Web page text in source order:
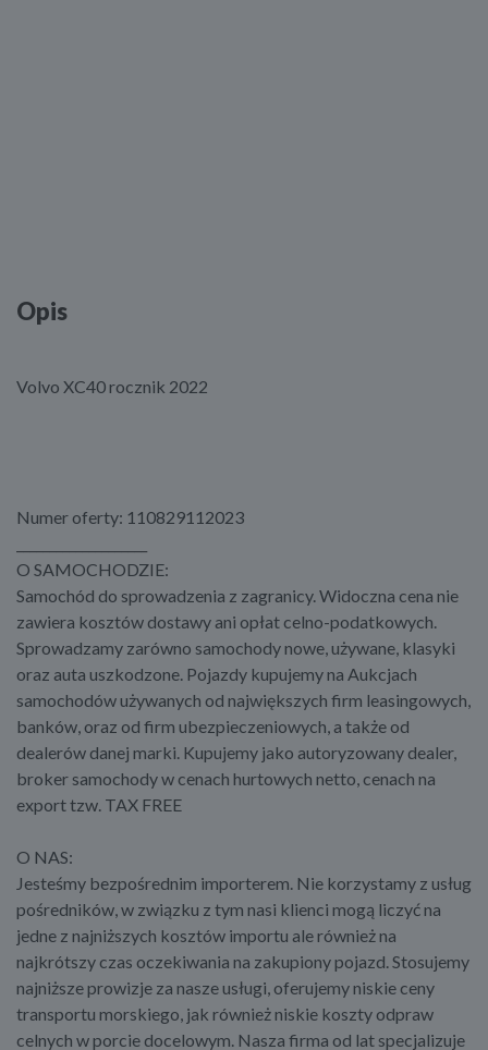
Opis
Volvo XC40 rocznik 2022
Numer oferty: 110829112023
O SAMOCHODZIE:
Samochód do sprowadzenia z zagranicy. Widoczna cena nie
zawiera kosztów dostawy ani opłat celno-podatkowych.
Sprowadzamy zarówno samochody nowe, używane, klasyki
oraz auta uszkodzone. Pojazdy kupujemy na Aukcjach
samochodów używanych od największych firm leasingowych,
banków, oraz od firm ubezpieczeniowych, a także od
dealerów danej marki. Kupujemy jako autoryzowany dealer,
broker samochody w cenach hurtowych netto, cenach na
export tzw. TAX FREE
O NAS:
Jesteśmy bezpośrednim importerem. Nie korzystamy z usług
pośredników, w związku z tym nasi klienci mogą liczyć na
jedne z najniższych kosztów importu ale również na
najkrótszy czas oczekiwania na zakupiony pojazd. Stosujemy
najniższe prowizje za nasze usługi, oferujemy niskie ceny
transportu morskiego, jak również niskie koszty odpraw
celnych w porcie docelowym. Nasza firma od lat specjalizuje